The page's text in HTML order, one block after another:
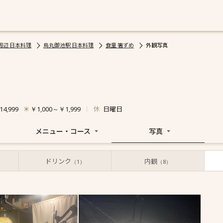
辺 日本料理 烏丸御池駅 日本料理 食童 箸ずめ 外観写真
￥1,000～￥1,999 休 日曜日
メニュー・コース 写真
ドリンク （1） 内観 （8）